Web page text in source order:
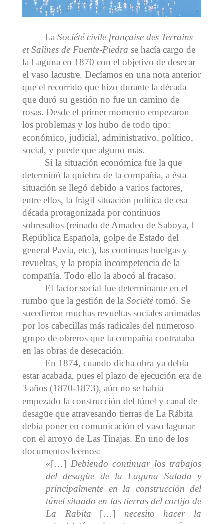
La Société civile française des Terrains
et Salines de Fuente-Piedra se hacía cargo de
la Laguna en 1870 con el objetivo de desecar
el vaso lacustre. Decíamos en una nota anterior
que el recorrido que hizo durante la década
que duró su gestión no fue un camino de
rosas. Desde el primer momento empezaron
los problemas y los hubo de todo tipo:
económico, judicial, administrativo, político,
social, y puede que alguno más.
Si la situación económica fue la que
determinó la quiebra de la compañía, a ésta
situación se llegó debido a varios factores,
entre ellos, la frágil situación política de esa
década protagonizada por continuos
sobresaltos (reinado de Amadeo de Saboya, I
República Española, golpe de Estado del
general Pavía, etc.), las continuas huelgas y
revueltas, y la propia incompetencia de la
compañía. Todo ello la abocó al fracaso.
El factor social fue determinante en el
rumbo que la gestión de la Sociététomó. Se
sucedieron muchas revueltas sociales animadas
por los cabecillas más radicales del numeroso
grupo de obreros que la compañía contrataba
en las obras de desecación.
En 1874, cuando dicha obra ya debía
estar acabada, pues el plazo de ejecución era de
3 años (1870-1873), aún no se había
empezado la construcción del túnel y canal de
desagüe que atravesando tierras de La Rábita
debía poner en comunicación el vaso lagunar
con el arroyo de Las Tinajas. En uno de los
documentos leemos:
«[…] Debiendo continuar los trabajos
del desagüe de la Laguna Salada y
principalmente en la construcción del
túnel situado en las tierras del cortijo de
La Rabita […] necesito hacer la